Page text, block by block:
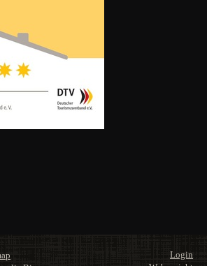
Login